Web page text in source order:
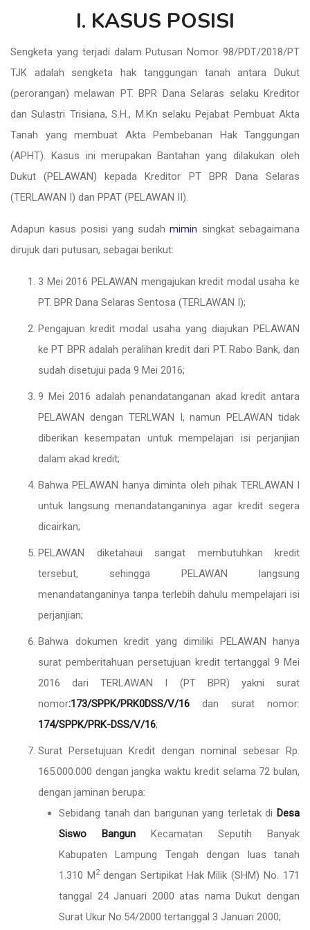
I. KASUS POSISI
Sengketa yang terjadi dalam Putusan Nomor 98/PDT/2018/PT
TJK adalah sengketa hak tanggungan tanah antara Dukut
(perorangan) melawan PT. BPR Dana Selaras selaku Kreditor
dan Sulastri Trisiana, S.H., M.Kn selaku Pejabat Pembuat Akta
Tanah yang membuat Akta Pembebanan Hak Tanggungan
(APHT). Kasus ini merupakan Bantahan yang dilakukan oleh
Dukut (PELAWAN) kepada Kreditor PT BPR Dana Selaras
(TERLAWAN I) dan PPAT (PELAWAN II).
Adapun kasus posisi yang sudahmimin singkat sebagaimana
dirujuk dari putusan, sebagai berikut:
3 Mei 2016 PELAWAN mengajukan kredit modal usaha ke
PT. BPR Dana Selaras Sentosa (TERLAWAN I);
Pengajuan kredit modal usaha yang diajukan PELAWAN
ke PT BPR adalah peralihan kredit dari PT. Rabo Bank, dan
sudah disetujui pada 9 Mei 2016;
9 Mei 2016 adalah penandatanganan akad kredit antara
PELAWAN dengan TERLWAN I, namun PELAWAN tidak
diberikan kesempatan untuk mempelajari isi perjanjian
dalam akad kredit;
Bahwa PELAWAN hanya diminta oleh pihak TERLAWAN I
untuk langsung menandatanganinya agar kredit segera
dicairkan;
PELAWAN diketahaui sangat membutuhkan kredit
tersebut, sehingga PELAWAN langsung
menandatanganinya tanpa terlebih dahulu mempelajari isi
perjanjian;
Bahwa dokumen kredit yang dimiliki PELAWAN hanya
surat pemberitahuan persetujuan kredit tertanggal 9 Mei
2016 dari TERLAWAN I (PT BPR) yakni surat
nomor:173/SPPK/PRK0DSS/V/16 dan surat nomor:
174/SPPK/PRK-DSS/V/16;
Surat Persetujuan Kredit dengan nominal sebesar Rp.
165.000.000 dengan jangka waktu kredit selama 72 bulan,
dengan jaminan berupa:
Sebidang tanah dan bangunan yang terletak di Desa
Siswo Bangun Kecamatan Seputih Banyak
Kabupaten Lampung Tengah dengan luas tanah
1.310 M2 dengan Sertipikat Hak Milik (SHM) No. 171
tanggal 24 Januari 2000 atas nama Dukut dengan
Surat Ukur No.54/2000 tertanggal 3 Januari 2000;